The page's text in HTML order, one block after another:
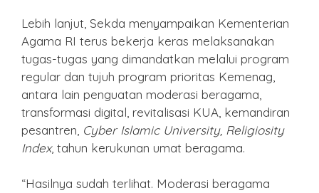
Lebih lanjut, Sekda menyampaikan Kementerian
Agama RI terus bekerja keras melaksanakan
tugas-tugas yang dimandatkan melalui program
regular dan tujuh program prioritas Kemenag,
antara lain penguatan moderasi beragama,
transformasi digital, revitalisasi KUA, kemandiran
pesantren, Cyber Islamic University, Religiosity
Index, tahun kerukunan umat beragama.
“Hasilnya sudah terlihat. Moderasi beragama